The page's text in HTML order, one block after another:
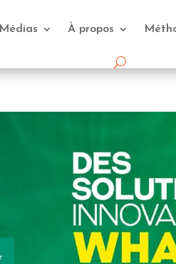
Médias À propos